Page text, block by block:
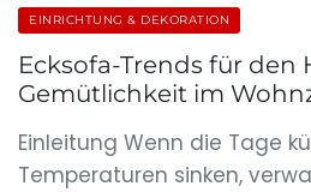
EINRICHTUNG & DEKORATION
Ecksofa-Trends für den
Gemütlichkeit im
Einleitung Wenn die Tage
Temperaturen sinken,